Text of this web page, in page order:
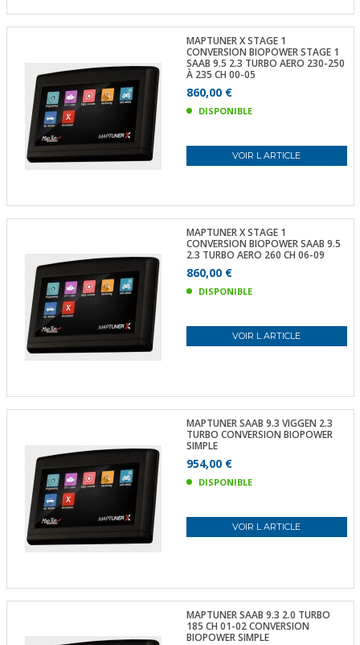
MAPTUNER X STAGE 1
CONVERSION BIOPOWER STAGE 1
SAAB 9.5 2.3 TURBO AERO 230-250
À 235 CH 00-05
860,00 €
DISPONIBLE
VOIR L ARTICLE
MAPTUNER X STAGE 1
CONVERSION BIOPOWER SAAB 9.5
2.3 TURBO AERO 260 CH 06-09
860,00 €
DISPONIBLE
VOIR L ARTICLE
MAPTUNER SAAB 9.3 VIGGEN 2.3
TURBO CONVERSION BIOPOWER
SIMPLE
954,00 €
DISPONIBLE
VOIR L ARTICLE
MAPTUNER SAAB 9.3 2.0 TURBO
185 CH 01-02 CONVERSION
BIOPOWER SIMPLE